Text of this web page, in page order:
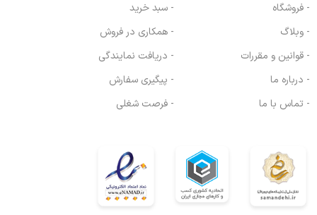
- فروشگاه
- وبلاگ
- قوانین و مقررات
- درباره ما
- تماس با ما
- سبد خرید
- همکاری در فروش
- دریافت نمایندگی
- پیگیری سفارش
- فرصت شغلی